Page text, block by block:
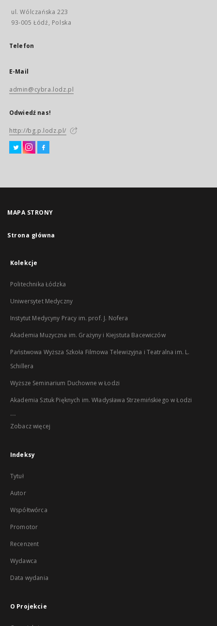
ul. Wólczańska 223
93-005 Łódź, Polska
Telefon
E-Mail
admin@cybra.lodz.pl
Odwiedź nas!
http://bg.p.lodz.pl/
MAPA STRONY
Strona główna
Kolekcje
Politechnika Łódzka
Uniwersytet Medyczny
Instytut Medycyny Pracy im. prof. J. Nofera
Akademia Muzyczna im. Grażyny i Kiejstuta Bacewiczów
Państwowa Wyższa Szkoła Filmowa Telewizyjna i Teatralna im. L.
Schillera
Wyższe Seminarium Duchowne w Łodzi
Akademia Sztuk Pięknych im. Władysława Strzemińskiego w Łodzi
...
Zobacz więcej
Indeksy
Tytuł
Autor
Współtwórca
Promotor
Recenzent
Wydawca
Data wydania
O Projekcie